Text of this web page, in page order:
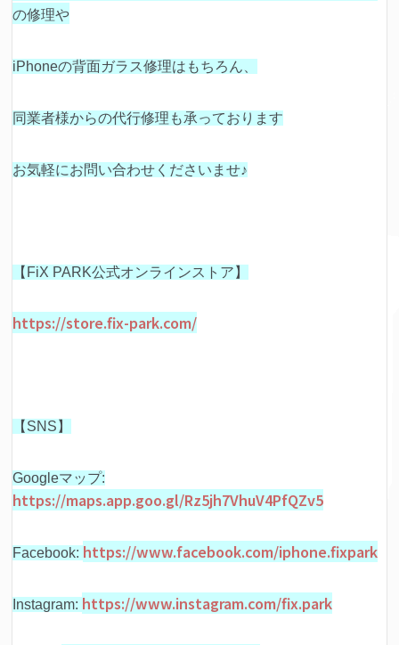
の修理や
iPhoneの背面ガラス修理はもちろん、
同業者様からの代行修理も承っております
お気軽にお問い合わせくださいませ♪
【FiX PARK公式オンラインストア】
https://store.fix-park.com/
【SNS】
Googleマップ:
https://maps.app.goo.gl/Rz5jh7VhuV4PfQZv5
Facebook: https://www.facebook.com/iphone.fixpark
Instagram: https://www.instagram.com/fix.park